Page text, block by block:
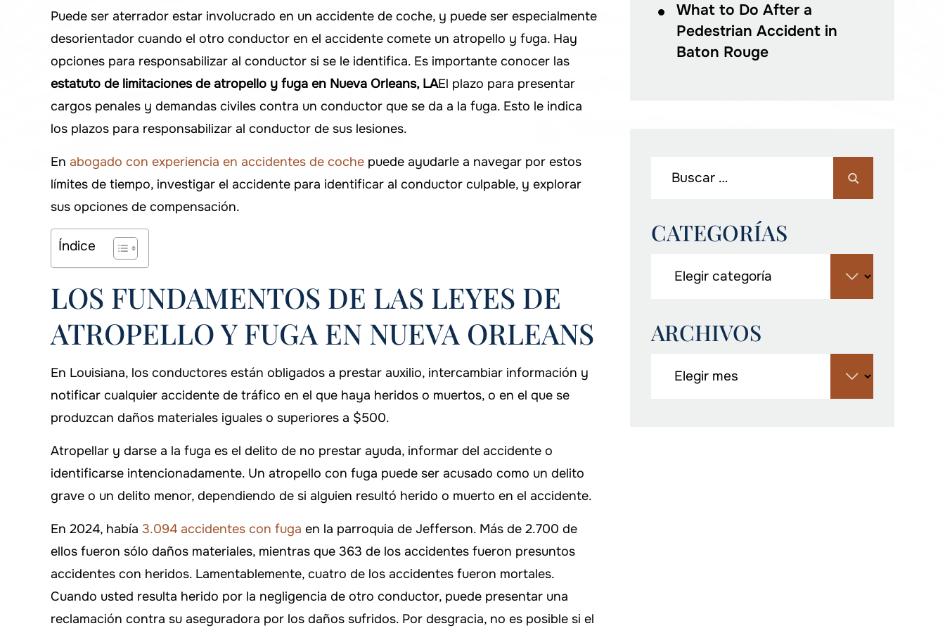
Puede ser aterrador estar involucrado en un accidente de coche, y puede ser especialmente
desorientador cuando el otro conductor en el accidente comete un atropello y fuga. Hay
opciones para responsabilizar al conductor si se le identifica. Es importante conocer las
estatuto de limitaciones de atropello y fuga en Nueva Orleans, LAEl plazo para presentar
cargos penales y demandas civiles contra un conductor que se da a la fuga. Esto le indica
los plazos para responsabilizar al conductor de sus lesiones.
En abogado con experiencia en accidentes de coche puede ayudarle a navegar por estos
límites de tiempo, investigar el accidente para identificar al conductor culpable, y explorar
sus opciones de compensación.
Índice
LOS FUNDAMENTOS DE LAS LEYES DE
ATROPELLO Y FUGA EN NUEVA ORLEANS
En Louisiana, los conductores están obligados a prestar auxilio, intercambiar información y
notificar cualquier accidente de tráfico en el que haya heridos o muertos, o en el que se
produzcan daños materiales iguales o superiores a $500.
Atropellar y darse a la fuga es el delito de no prestar ayuda, informar del accidente o
identificarse intencionadamente. Un atropello con fuga puede ser acusado como un delito
grave o un delito menor, dependiendo de si alguien resultó herido o muerto en el accidente.
En 2024, había 3.094 accidentes con fuga en la parroquia de Jefferson. Más de 2.700 de
ellos fueron sólo daños materiales, mientras que 363 de los accidentes fueron presuntos
accidentes con heridos. Lamentablemente, cuatro de los accidentes fueron mortales.
Cuando usted resulta herido por la negligencia de otro conductor, puede presentar una
reclamación contra su aseguradora por los daños sufridos. Por desgracia, no es posible si el
What to Do After a
Pedestrian Accident in
Baton Rouge
CATEGORÍAS
ARCHIVOS